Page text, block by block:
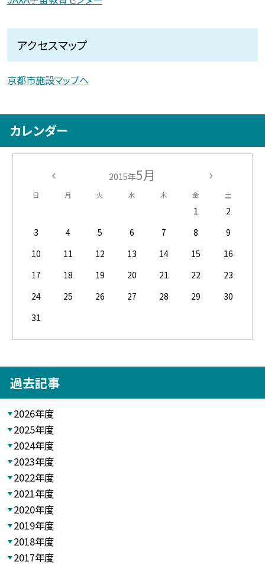
アクセスマップ
京都市施設マップへ
カレンダー
2015年5月
日 月 火 水 木 金 土
1
2
3
4 5 6 7 8
9
10
11 12 13 14 15
16
17
18 19 20 21 22
23
24
25 26 27 28 29
30
31
過去記事
2026年度
2025年度
2024年度
2023年度
2022年度
2021年度
2020年度
2019年度
2018年度
2017年度